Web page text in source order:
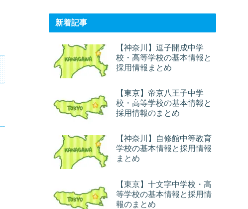
新着記事
【神奈川】逗子開成中学
校・高等学校の基本情報と
採用情報まとめ
【東京】帝京八王子中学
校・高等学校の基本情報と
採用情報のまとめ
【神奈川】自修館中等教育
学校の基本情報と採用情報
まとめ
【東京】十文字中学校・高
等学校の基本情報と採用情
報のまとめ